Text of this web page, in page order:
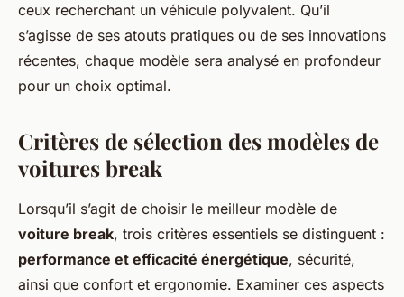
ceux recherchant un véhicule polyvalent. Qu’il
s’agisse de ses atouts pratiques ou de ses innovations
récentes, chaque modèle sera analysé en profondeur
pour un choix optimal.
Critères de sélection des modèles de
voitures break
Lorsqu’il s’agit de choisir le meilleur modèle de
voiture break, trois critères essentiels se distinguent :
performance et efficacité énergétique, sécurité,
ainsi que confort et ergonomie. Examiner ces aspects